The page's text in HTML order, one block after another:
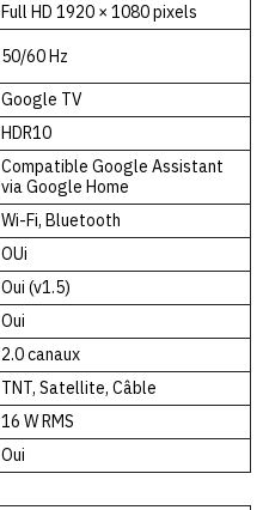
Full HD 1920 × 1080 pixels
50/60 Hz
Google TV
HDR10
Compatible Google Assistant
via Google Home
Wi-Fi, Bluetooth
OUi
Oui (v1.5)
Oui
2.0 canaux
TNT, Satellite, Câble
16 W RMS
Oui